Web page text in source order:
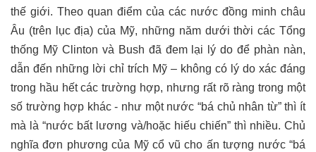
thế giới. Theo quan điểm của các nước đồng minh châu
Âu (trên lục địa) của Mỹ, những năm dưới thời các Tổng
thống Mỹ Clinton và Bush đã đem lại lý do để phàn nàn,
dẫn đến những lời chỉ trích Mỹ – không có lý do xác đáng
trong hầu hết các trường hợp, nhưng rất rõ ràng trong một
số trường hợp khác - như một nước “bá chủ nhân từ” thì ít
mà là “nước bất lương và/hoặc hiếu chiến” thì nhiều. Chủ
nghĩa đơn phương của Mỹ cổ vũ cho ấn tượng nước “bá